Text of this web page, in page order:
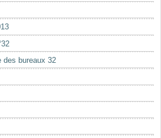
des bureaux 32